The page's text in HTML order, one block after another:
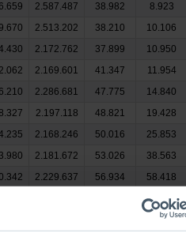
2.587.487 38.982
8.923
2.513.202 38.210
10.106
2.172.762 37.899
10.950
2.169.601 41.347
11.954
2.286.681 47.775
14.840
2.197.118 48.821
19.428
2.168.246 50.016
25.853
2.181.672 53.026
38.563
2.229.637 56.934
58.418
87.045
122.317